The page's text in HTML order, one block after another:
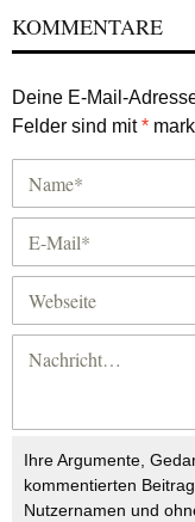
KOMMENTARE
Deine E-Mail-
Felder sind mit*
Ihre Argumente,
kommentierten
Nutzernamen und